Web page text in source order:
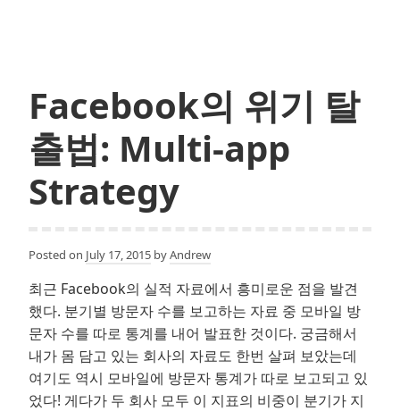
해
봤
니?
#1:
Facebook의 위기 탈
출법: Multi-app
Strategy
Posted on July 17, 2015 byAndrew
최근 Facebook의 실적 자료에서 흥미로운 점을 발견
했다. 분기별 방문자 수를 보고하는 자료 중 모바일 방
문자 수를 따로 통계를 내어 발표한 것이다. 궁금해서
내가 몸 담고 있는 회사의 자료도 한번 살펴 보았는데
여기도 역시 모바일에 방문자 통계가 따로 보고되고 있
었다! 게다가 두 회사 모두 이 지표의 비중이 분기가 지